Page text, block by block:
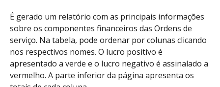
É gerado um relatório com as principais informações
sobre os componentes financeiros das Ordens de
serviço. Na tabela, pode ordenar por colunas clicando
nos respectivos nomes. O lucro positivo é
apresentado a verde e o lucro negativo é assinalado a
vermelho. A parte inferior da página apresenta os